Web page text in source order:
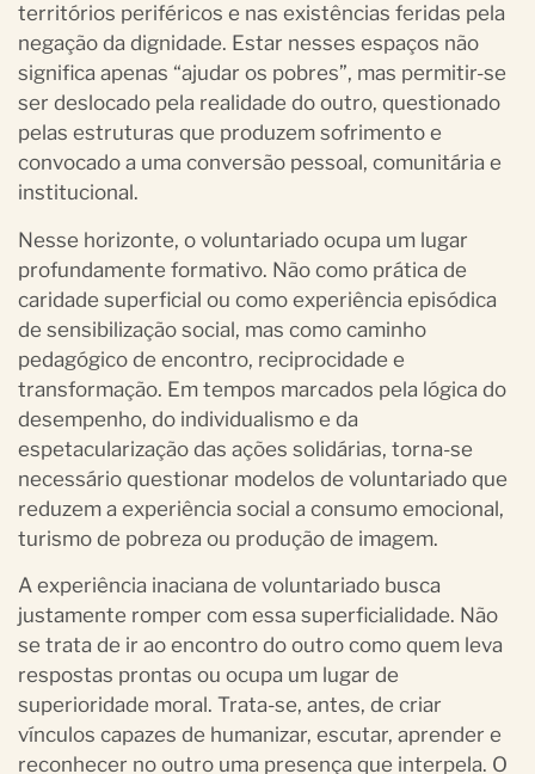
territórios periféricos e nas existências feridas pela
negação da dignidade. Estar nesses espaços não
significa apenas “ajudar os pobres”, mas permitir-se
ser deslocado pela realidade do outro, questionado
pelas estruturas que produzem sofrimento e
convocado a uma conversão pessoal, comunitária e
institucional.
Nesse horizonte, o voluntariado ocupa um lugar
profundamente formativo. Não como prática de
caridade superficial ou como experiência episódica
de sensibilização social, mas como caminho
pedagógico de encontro, reciprocidade e
transformação. Em tempos marcados pela lógica do
desempenho, do individualismo e da
espetacularização das ações solidárias, torna-se
necessário questionar modelos de voluntariado que
reduzem a experiência social a consumo emocional,
turismo de pobreza ou produção de imagem.
A experiência inaciana de voluntariado busca
justamente romper com essa superficialidade. Não
se trata de ir ao encontro do outro como quem leva
respostas prontas ou ocupa um lugar de
superioridade moral. Trata-se, antes, de criar
vínculos capazes de humanizar, escutar, aprender e
reconhecer no outro uma presença que interpela. O